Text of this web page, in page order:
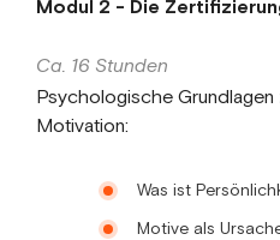
Modul 2 - Die
Ca. 16 Stunden
Psychologische Grundlagen
Motivation:
Was ist
Motive als